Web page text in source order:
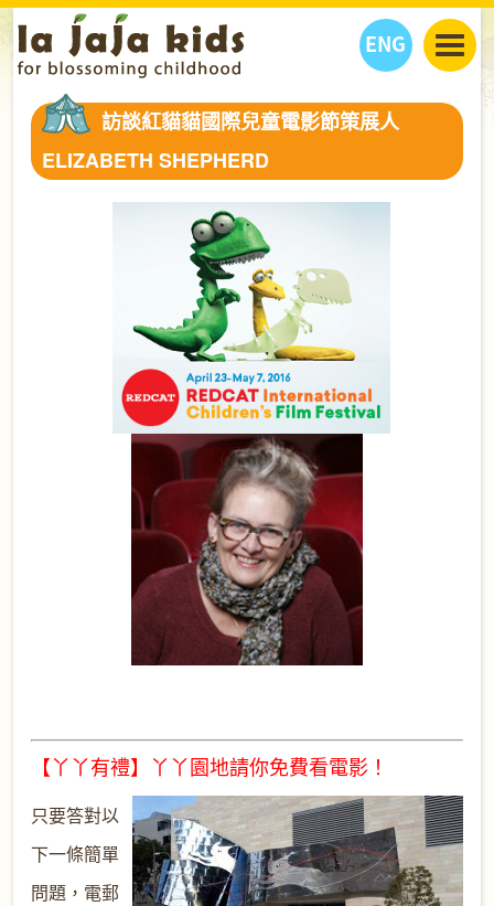
ENG
丫丫看天下
教學活動
丫丫活動
健康生活館
我們的故事
丫丫夥伴 + 友情連接
訪談紅貓貓國際兒童電影節策展人
ELIZABETH SHEPHERD
【丫丫有禮】丫丫園地請你免費看電影！
只要答對以
下一條簡單
問題，電郵